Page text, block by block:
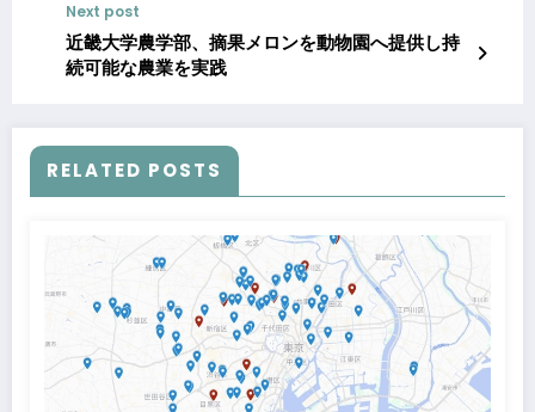
Next post
近畿大学農学部、摘果メロンを動物園へ提供し持
続可能な農業を実践
RELATED POSTS